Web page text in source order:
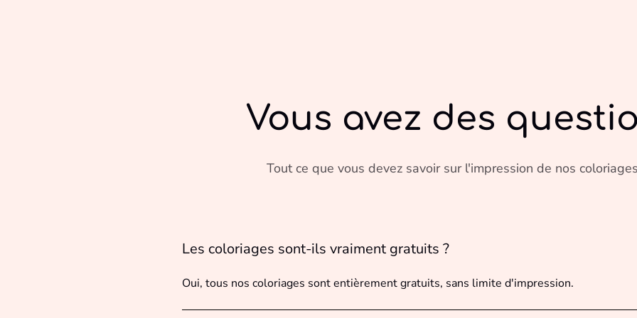
Vous avez des
Tout ce que vous devez savoir sur l'impression de nos
Les coloriages sont-ils vraiment gratuits ?
Oui, tous nos coloriages sont entièrement gratuits, sans limite d'impression.